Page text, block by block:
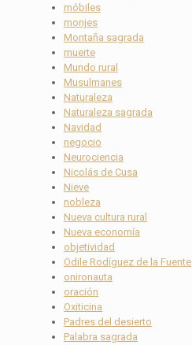
móbiles
monjes
Montaña sagrada
muerte
Mundo rural
Musulmanes
Naturaleza
Naturaleza sagrada
Navidad
negocio
Neurociencia
Nicolás de Cusa
Nieve
nobleza
Nueva cultura rural
Nueva economía
objetividad
Odile Rodíguez de la Fuente
onironauta
oración
Oxiticina
Padres del desierto
Palabra sagrada